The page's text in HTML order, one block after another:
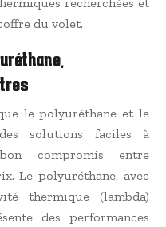
du volet.
le polyuréthane et le
solutions faciles à
compromis entre
Le polyuréthane, avec
thermique (lambda)
des performances